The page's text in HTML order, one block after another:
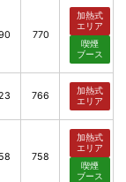
770
加熱式
エリア
喫煙
ブース
766
加熱式
エリア
758
加熱式
エリア
喫煙
ブース